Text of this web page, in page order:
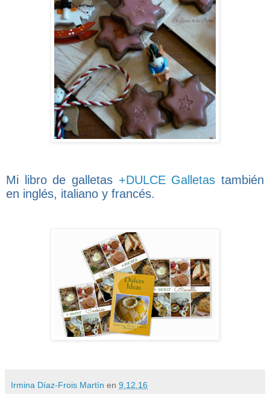
Mi libro de galletas +DULCE Galletas también
en inglés, italiano y francés.
Irmina Díaz-Frois Martín en 9.12.16